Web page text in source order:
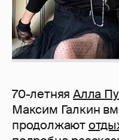
70-летняяАлла
Максим Галкин
продолжают